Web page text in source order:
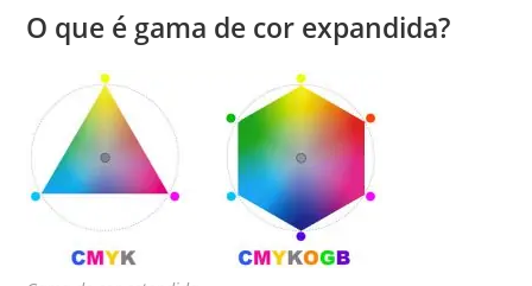
O que é gama de cor expandida?